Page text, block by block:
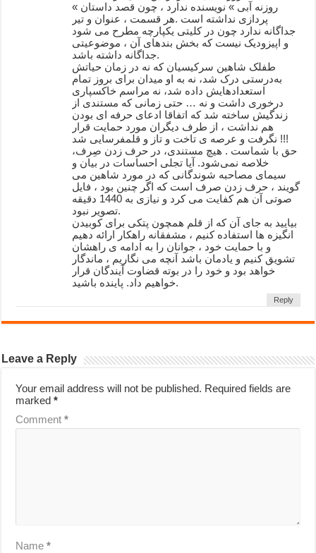
« روزنه آبی » نویسنده ندارد ، چون قصد داستان
پردازی نداشته است .هر قسمت ، عنوان و تیر
جداگانه ندارد چون در کلیتی یکپارچه مطرح می شود
و اپیزودیک نیست که بخش بندهای آن ، موضوعیتی
جداگانه داشته باشد.
طفلک شاهین سرکیسیان که نه در زمان حیاتش
به‌درستی درک شد، نه به او میدان برای بروز تمام
استعدادهایش داده شد، نه مراسم خاکسپاری
درخوری داشت و نه … حتی زمانی که مستندی از
زندگیش ساخته شد که اتفاقا ادعای حرفه ای بودن
هم نداشت ، از طرف دیگران مورد حمایت قرار
نگرفت و عرصه ی تاخت و تاز و قلمفرسایی شد !!!
حق با شماست . هیچ مستندی، در حرف زدن صِرف،
خلاصه نمی‌شود. آیا تجلی احساسات در بیان و
سیمای مصاحبه شوندگانی که در مورد شاهین می
گویند ، حرف زدن صرف است که اگر چنین بود ، فایل
صوتی آن هم کفایت می کرد و نیازی به 1440 دقیقه
تصویر نبود.
بیایید به جای آن که از قلم همچون پتکی برای کوبیدن
انگیزه ها استفاده کنیم ، مشفقانه راهکار ارائه دهیم
و با حمایت خود ، جوانان را به ادامه ی راهشان
تشویق کنیم و یادمان باشد آنچه می نگاریم ، ماندگار
خواهد بود و خود را در بوته قضاوت آیندگان قرار
خواهیم داد. پاینده باشید.
Reply
Leave a Reply
Your email address will not be published. Required fields are
marked*
Comment*
Name*